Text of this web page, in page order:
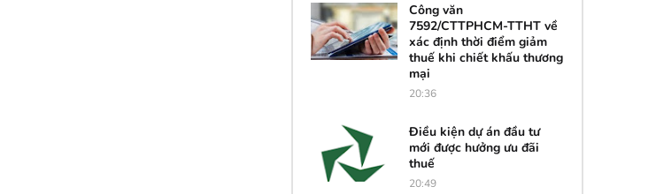
Công văn
7592/CTTPHCM-TTHT về
xác định thời điểm giảm
thuế khi chiết khấu thương
mại
20:36
Điều kiện dự án đầu tư
mới được hưởng ưu đãi
thuế
20:49